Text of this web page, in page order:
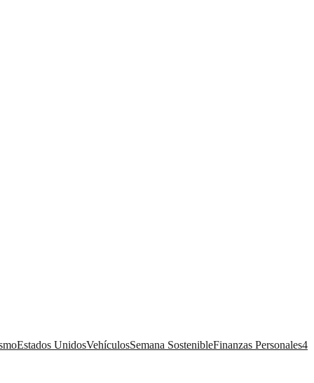
Estados UnidosVehículosSemana SostenibleFinanzas Personales4